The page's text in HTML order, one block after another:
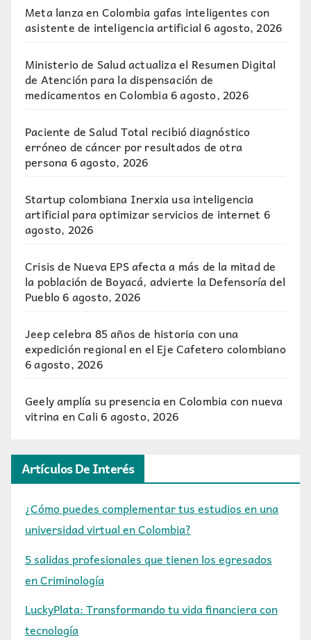
Meta lanza en Colombia gafas inteligentes con
asistente de inteligencia artificial 6 agosto, 2026
Ministerio de Salud actualiza el Resumen Digital
de Atención para la dispensación de
medicamentos en Colombia6 agosto, 2026
Paciente de Salud Total recibió diagnóstico
erróneo de cáncer por resultados de otra
persona6 agosto, 2026
Startup colombiana Inerxia usa inteligencia
artificial para optimizar servicios de internet 6
agosto, 2026
Crisis de Nueva EPS afecta a más de la mitad de
la población de Boyacá, advierte la Defensoría del
Pueblo6 agosto, 2026
Jeep celebra 85 años de historia con una
expedición regional en el Eje Cafetero colombiano
6 agosto, 2026
Geely amplía su presencia en Colombia con nueva
vitrina en Cali 6 agosto, 2026
Artículos De Interés
¿Cómo puedes complementar tus estudios en una
universidad virtual en Colombia?
5 salidas profesionales que tienen los egresados
en Criminología
LuckyPlata: Transformando tu vida financiera con
tecnología